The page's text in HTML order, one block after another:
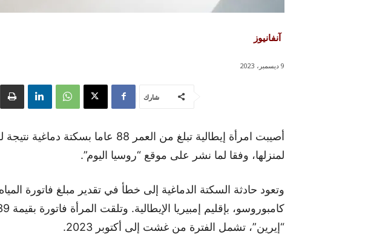
آنفانيوز
9 ديسمبر، 2023
شارك
أصيبت امرأة إيطالية تبلغ من العمر 88
لمنزلها، وفقا لما نشر على موقع “روسيا اليوم”.
وتعود حادثة السكتة الدماغية إلى خطأ في تقدير مبلغ فاتورة
“إيرين”، تشمل الفترة من غشت إلى أكتوبر 2023.